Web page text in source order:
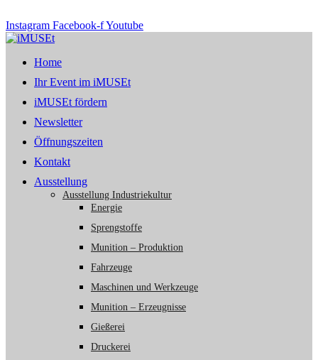
Instagram Facebook-fYoutube
Home
Ihr Event im iMUSEt
iMUSEt fördern
Newsletter
Öffnungszeiten
Kontakt
Ausstellung
Ausstellung Industriekultur
Energie
Sprengstoffe
Munition – Produktion
Fahrzeuge
Maschinen und Werkzeuge
Munition – Erzeugnisse
Gießerei
Druckerei